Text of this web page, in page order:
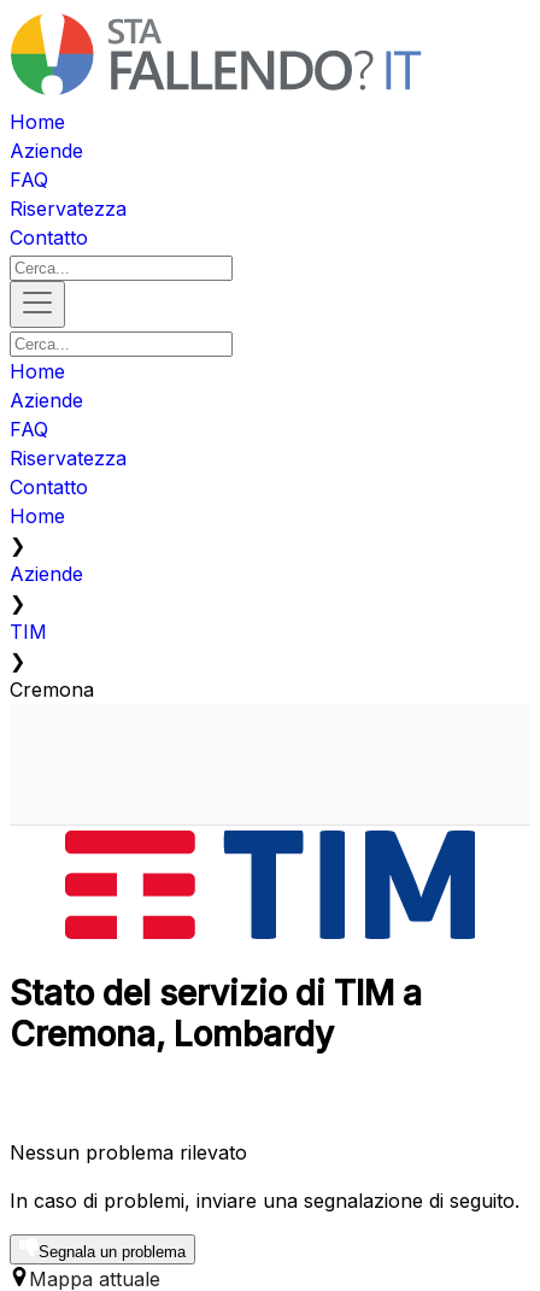
Home
Aziende
FAQ
Riservatezza
Contatto
Home
Aziende
FAQ
Riservatezza
Contatto
Home
❯
Aziende
❯
TIM
❯
Cremona
Stato del servizio di TIM a
Cremona, Lombardy
Nessun problema rilevato
In caso di problemi, inviare una segnalazione di seguito.
Segnala un problema
Mappa attuale